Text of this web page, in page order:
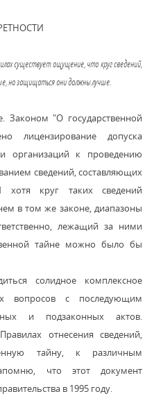
существует ощущение, что круг сведений,
но защищаться они должны лучше.
"О государственной
лицензирование допуска
организаций к проведению
сведений, составляющих
хотя круг таких сведений
в том же законе, диапазоны
лежащий за ними
тайне можно было бы
солидное комплексное
вопросов с последующим
и подзаконных актов.
отнесения сведений,
тайну, к различным
что этот документ
в 1995 году.